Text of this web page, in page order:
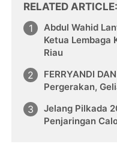
RELATED ARTICLE
Abdul Wahid
Ketua Lembaga
Riau
FERRYANDI
Pergerakan,
Jelang Pilkada
Penjaringan